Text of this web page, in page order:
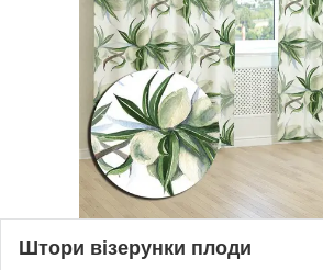
Штори візерунки плоди